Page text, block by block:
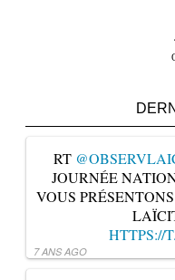
RT
JOURNÉE
VOUS
HTTPS://
7 ANS AGO